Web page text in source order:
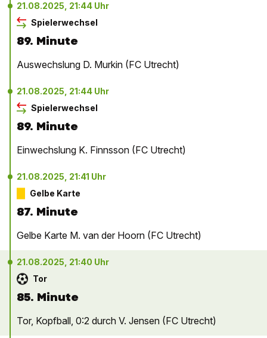
21.08.2025, 21:44 Uhr
Spielerwechsel
89. Minute
Auswechslung D. Murkin (FC Utrecht)
21.08.2025, 21:44 Uhr
Spielerwechsel
89. Minute
Einwechslung K. Finnsson (FC Utrecht)
21.08.2025, 21:41 Uhr
Gelbe Karte
87. Minute
Gelbe Karte M. van der Hoorn (FC Utrecht)
21.08.2025, 21:40 Uhr
Tor
85. Minute
Tor, Kopfball, 0:2 durch V. Jensen (FC Utrecht)